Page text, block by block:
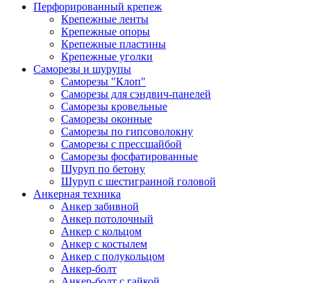
Перфорированный крепеж
Крепежные ленты
Крепежные опоры
Крепежные пластины
Крепежные уголки
Саморезы и шурупы
Саморезы "Клоп"
Саморезы для сэндвич-панелей
Саморезы кровельные
Саморезы оконные
Саморезы по гипсоволокну
Саморезы с прессшайбой
Саморезы фосфатированные
Шуруп по бетону
Шуруп с шестигранной головой
Анкерная техника
Анкер забивной
Анкер потолочный
Анкер с кольцом
Анкер с костылем
Анкер с полукольцом
Анкер-болт